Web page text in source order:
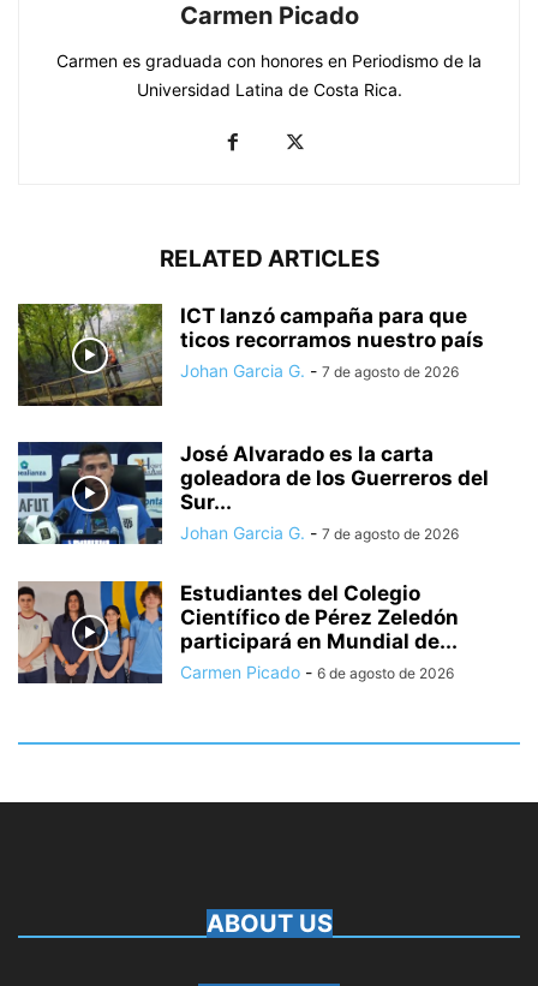
Carmen Picado
Carmen es graduada con honores en Periodismo de la
Universidad Latina de Costa Rica.
RELATED ARTICLES
ICT lanzó campaña para que
ticos recorramos nuestro país
Johan Garcia G. - 7 de agosto de 2026
José Alvarado es la carta
goleadora de los Guerreros del
Sur...
Johan Garcia G. - 7 de agosto de 2026
Estudiantes del Colegio
Científico de Pérez Zeledón
participará en Mundial de...
Carmen Picado - 6 de agosto de 2026
ABOUT US